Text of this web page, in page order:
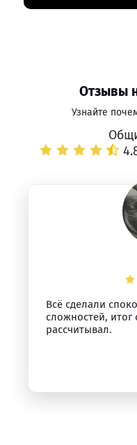
Отзывы
Узнайте
Всё сделали
сложностей,
рассчитывал.